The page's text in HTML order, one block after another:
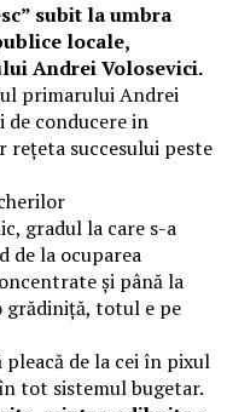
subit la umbra
locale,
Andrei Volosevici.
primarului Andrei
de conducere in
rețeta succesului peste
gradul la care s-a
de la ocuparea
și până la
grădiniță, totul e pe
de la cei în pixul
tot sistemul bugetar.